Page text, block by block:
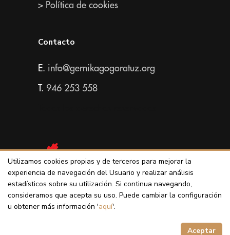
> Política de cookies
Contacto
E. info@gernikagogoratuz.org
T. 946 253 558
Utilizamos cookies propias y de terceros para mejorar la
experiencia de navegación del Usuario y realizar análisis
estadísticos sobre su utilización. Si continua navegando,
consideramos que acepta su uso. Puede cambiar la configuración
u obtener más información 'aquí'.
Aceptar